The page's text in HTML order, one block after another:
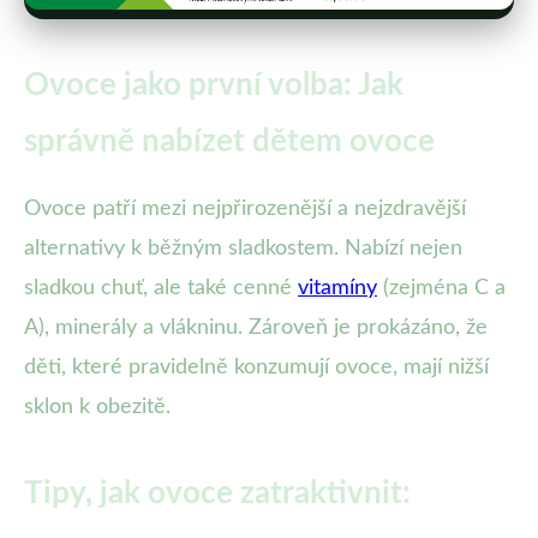
Ovoce jako první volba: Jak
správně nabízet dětem ovoce
Ovoce patří mezi nejpřirozenější a nejzdravější
alternativy k běžným sladkostem. Nabízí nejen
sladkou chuť, ale také cenné vitamíny (zejména C a
A), minerály a vlákninu. Zároveň je prokázáno, že
děti, které pravidelně konzumují ovoce, mají nižší
sklon k obezitě.
Tipy, jak ovoce zatraktivnit: